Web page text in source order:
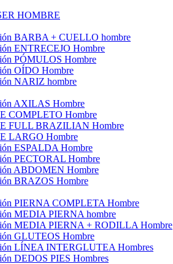
HOMBRE
BARBA + CUELLO hombre
ENTRECEJO Hombre
PÓMULOS Hombre
OÍDO Hombre
NARIZ hombre
AXILAS Hombre
COMPLETO Hombre
FULL BRAZILIAN Hombre
LARGO Hombre
ESPALDA Hombre
PECTORAL Hombre
ABDOMEN Hombre
BRAZOS Hombre
PIERNA COMPLETA Hombre
MEDIA PIERNA hombre
MEDIA PIERNA + RODILLA Hombre
GLUTEOS Hombre
LÍNEA INTERGLUTEA Hombres
DEDOS PIES Hombres